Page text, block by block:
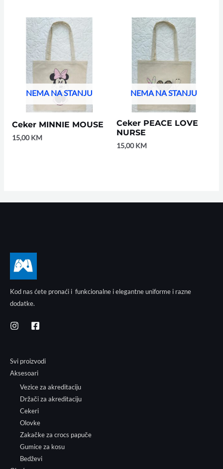
NEMA NA STANJU
Ceker MINNIE MOUSE
15,00KM
NEMA NA STANJU
Ceker PEACE LOVE
NURSE
15,00KM
Kod nas ćete pronaći i funkcionalne i elegantne uniforme i razne
dodatke.
Svi proizvodi
Aksesoari
Vezice za akreditaciju
Držači za akreditaciju
Cekeri
Olovke
Zakačke za crocs papuče
Gumice za kosu
Bedževi